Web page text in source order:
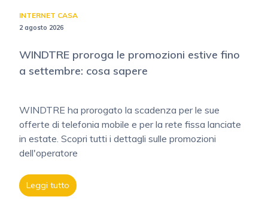
INTERNET CASA
2 agosto 2026
WINDTRE proroga le promozioni estive fino
a settembre: cosa sapere
WINDTRE ha prorogato la scadenza per le sue
offerte di telefonia mobile e per la rete fissa lanciate
in estate. Scopri tutti i dettagli sulle promozioni
dell'operatore
Leggi tutto